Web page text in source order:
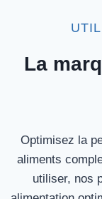
La
Optimisez la
aliments
utiliser, nos